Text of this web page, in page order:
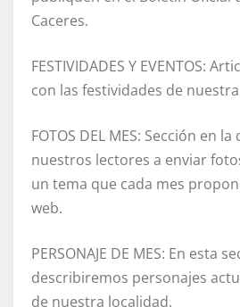
Caceres.
FESTIVIDADES Y EVENTOS:
con las festividades de
FOTOS DEL MES: Sección en
nuestros lectores a enviar
un tema que cada mes
web.
PERSONAJE DE MES: En esta
describiremos personajes
de nuestra localidad.